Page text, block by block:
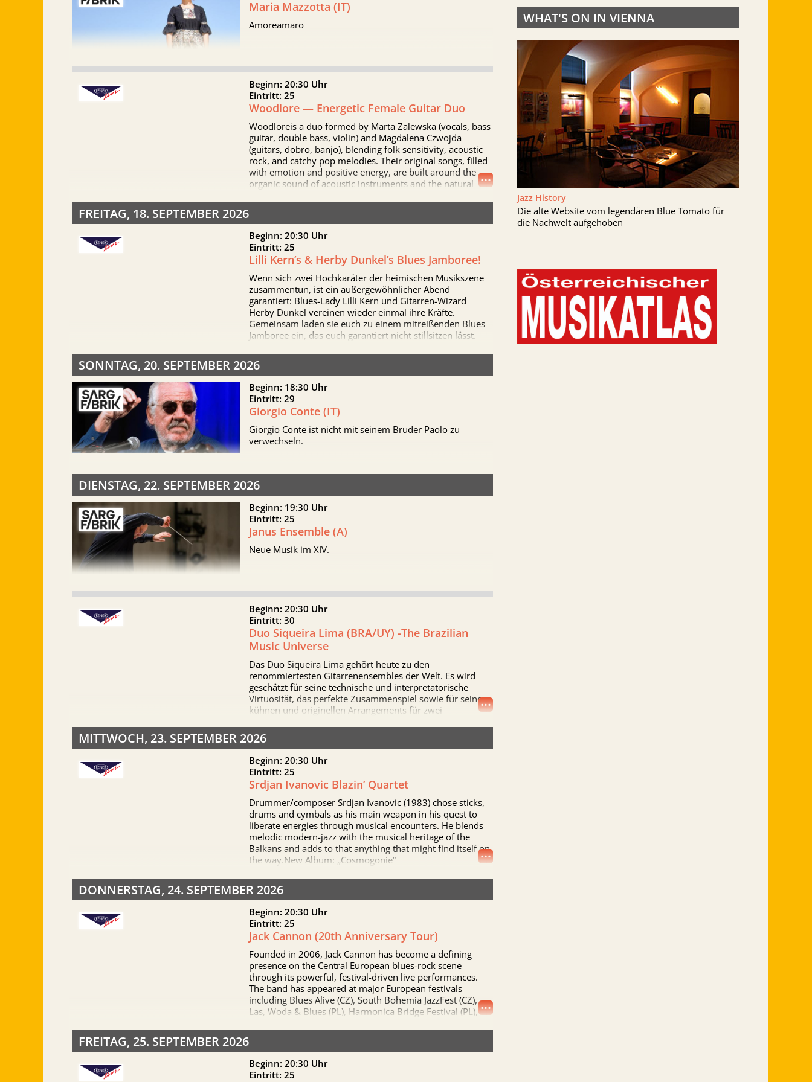
und Faith Hill sowie ausverkaufte Konzerte zeugen von
ihrer Leidenschaft und Klasse.
Maria Mazzotta (IT)
Amoreamaro
Beginn: 20:30 Uhr
Eintritt: 25
Woodlore — Energetic Female Guitar Duo
Woodloreis a duo formed by Marta Zalewska (vocals, bass
guitar, double bass, violin) and Magdalena Czwojda
(guitars, dobro, banjo), blending folk sensitivity, acoustic
rock, and catchy pop melodies. Their original songs, filled
with emotion and positive energy, are built around the
organic sound of acoustic instruments and the natural
format.
The singles “Fancy American Cars”and “Unwritten
Songs”announce their debut album, planned for release in
2026. Woodlore is actively performing across Poland and
has been receiving a very warm response from audiences.
...
FREITAG, 18. SEPTEMBER 2026
Beginn: 20:30 Uhr
Eintritt: 25
Lilli Kern’s & Herby Dunkel’s Blues Jamboree!
Wenn sich zwei Hochkaräter der heimischen Musikszene
zusammentun, ist ein außergewöhnlicher Abend
garantiert: Blues-Lady Lilli Kern und Gitarren-Wizard
Herby Dunkel vereinen wieder einmal ihre Kräfte.
Gemeinsam laden sie euch zu einem mitreißenden Blues
Jamboree ein, das euch garantiert nicht stillsitzen lässt.
SONNTAG, 20. SEPTEMBER 2026
Beginn: 18:30 Uhr
Eintritt: 29
Giorgio Conte (IT)
Giorgio Conte ist nicht mit seinem Bruder Paolo zu
verwechseln.
DIENSTAG, 22. SEPTEMBER 2026
Beginn: 19:30 Uhr
Eintritt: 25
Janus Ensemble (A)
Neue Musik im XIV.
Beginn: 20:30 Uhr
Eintritt: 30
Duo Siqueira Lima (BRA/UY) -The Brazilian
Music Universe
Das Duo Siqueira Lima gehört heute zu den
renommiertesten Gitarrenensembles der Welt. Es wird
geschätzt für seine technische und interpretatorische
Virtuosität, das perfekte Zusammenspiel sowie für seine
kühnen und originellen Arrangements für zwei
klassischen Musik als auch brasilianische und
lateinamerikanische populäre Musik.
...
MITTWOCH, 23. SEPTEMBER 2026
Beginn: 20:30 Uhr
Eintritt: 25
Srdjan Ivanovic Blazin’ Quartet
Drummer/composer Srdjan Ivanovic (1983) chose sticks,
drums and cymbals as his main weapon in his quest to
liberate energies through musical encounters. He blends
melodic modern-jazz with the musical heritage of the
Balkans and adds to that anything that might find itself on
the way.New Album: „Cosmogonie“
Srdjan Ivanovic, conceals an energising drumming and
percussion playing, an antidote to torpor…
Citizen Jazz by Alice Leclercq
...
DONNERSTAG, 24. SEPTEMBER 2026
Beginn: 20:30 Uhr
Eintritt: 25
Jack Cannon (20th Anniversary Tour)
Founded in 2006, Jack Cannon has become a defining
presence on the Central European blues-rock scene
through its powerful, festival-driven live performances.
The band has appeared at major European festivals
including Blues Alive (CZ), South Bohemia JazzFest (CZ),
Las, Woda & Blues (PL), Harmonica Bridge Festival (PL),
breakthrough moment that opened the door to larger
international blues festivals and firmly established Jack
...
FREITAG, 25. SEPTEMBER 2026
Beginn: 20:30 Uhr
Eintritt: 25
WHAT'S ON IN VIENNA
Jazz History
Die alte Website vom legendären Blue Tomato für
die Nachwelt aufgehoben